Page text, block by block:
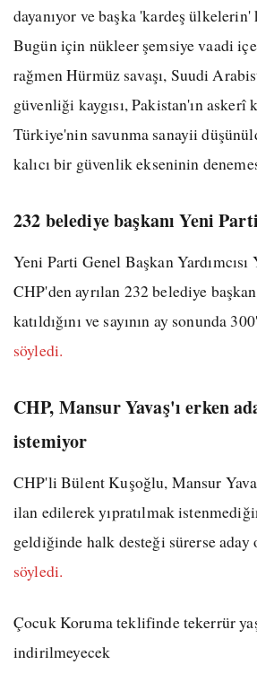
dayanıyor ve başka 'kardeş ülkelerin'
Bugün için nükleer şemsiye vaadi
rağmen Hürmüz savaşı, Suudi
güvenliği kaygısı, Pakistan'ın askerî
Türkiye'nin savunma sanayii
kalıcı bir güvenlik ekseninin
232 belediye başkanı Yeni
Yeni Parti Genel Başkan Yardımcısı
CHP'den ayrılan 232 belediye
katıldığını ve sayının ay sonunda
söyledi.
CHP, Mansur Yavaş'ı erken
istemiyor
CHP'li Bülent Kuşoğlu, Mansur
ilan edilerek yıpratılmak
geldiğinde halk desteği sürerse
söyledi.
Çocuk Koruma teklifinde tekerrür
indirilmeyecek